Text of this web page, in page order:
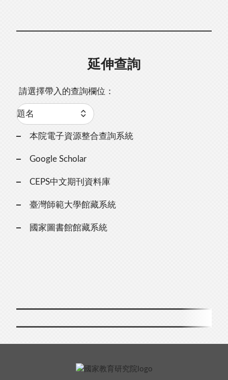
延伸查詢
請選擇帶入的查詢欄位：
本院電子資源整合查詢系統
Google Scholar
CEPS中文期刊資料庫
臺灣師範大學館藏系統
國家圖書館館藏系統